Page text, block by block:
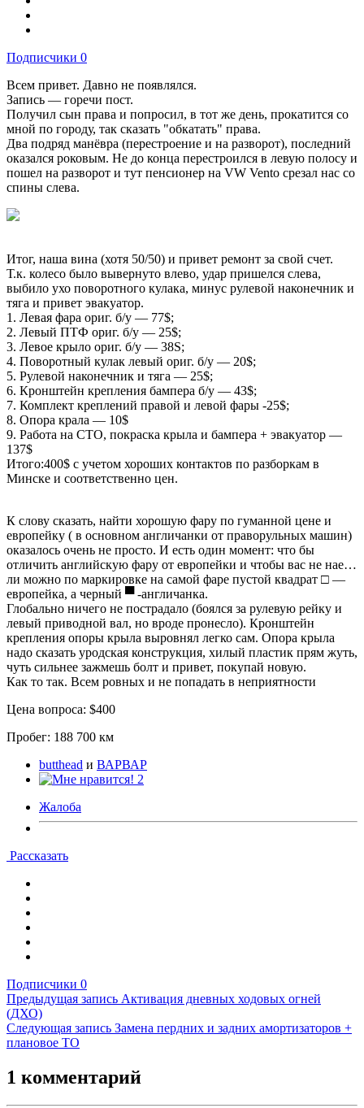
Подписчики 0
Всем привет. Давно не появлялся.
Запись — горечи пост.
Получил сын права и попросил, в тот же день, прокатится со
мной по городу, так сказать "обкатать" права.
Два подряд манёвра (перестроение и на разворот), последний
оказался роковым. Не до конца перестроился в левую полосу и
пошел на разворот и тут пенсионер на VW Vento срезал нас со
спины слева.
Итог, наша вина (хотя 50/50) и привет ремонт за свой счет.
Т.к. колесо было вывернуто влево, удар пришелся слева,
выбило ухо поворотного кулака, минус рулевой наконечник и
тяга и привет эвакуатор.
1. Левая фара ориг. б/у — 77$;
2. Левый ПТФ ориг. б/у — 25$;
3. Левое крыло ориг. б/у — 38S;
4. Поворотный кулак левый ориг. б/у — 20$;
5. Рулевой наконечник и тяга — 25$;
6. Кронштейн крепления бампера б/у — 43$;
7. Комплект креплений правой и левой фары -25$;
8. Опора крала — 10$
9. Работа на СТО, покраска крыла и бампера + эвакуатор —
137$
Итого:400$ с учетом хороших контактов по разборкам в
Минске и соответственно цен.
К слову сказать, найти хорошую фару по гуманной цене и
европейку ( в основном англичанки от праворульных машин)
оказалось очень не просто. И есть один момент: что бы
отличить английскую фару от европейки и чтобы вас не нае…
ли можно по маркировке на самой фаре пустой квадрат □ —
европейка, а черный ▀ -англичанка.
Глобально ничего не пострадало (боялся за рулевую рейку и
левый приводной вал, но вроде пронесло). Кронштейн
крепления опоры крыла выровнял легко сам. Опора крыла
надо сказать уродская конструкция, хилый пластик прям жуть,
чуть сильнее зажмешь болт и привет, покупай новую.
Как то так. Всем ровных и не попадать в неприятности
Цена вопроса: $400
Пробег: 188 700 км
butthead и ВАРВАР
2
Жалоба
Рассказать
Подписчики 0
Предыдущая запись Активация дневных ходовых огней
(ДХО)
Следующая запись Замена пердних и задних амортизаторов +
плановое ТО
1 комментарий